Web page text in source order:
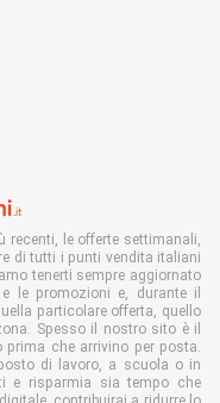
recenti, le offerte settimanali,
di tutti i punti vendita italiani
tenerti sempre aggiornato
le promozioni e, durante il
particolare offerta, quello
Spesso il nostro sito è il
che arrivino per posta.
di lavoro, a scuola o in
e risparmia sia tempo che